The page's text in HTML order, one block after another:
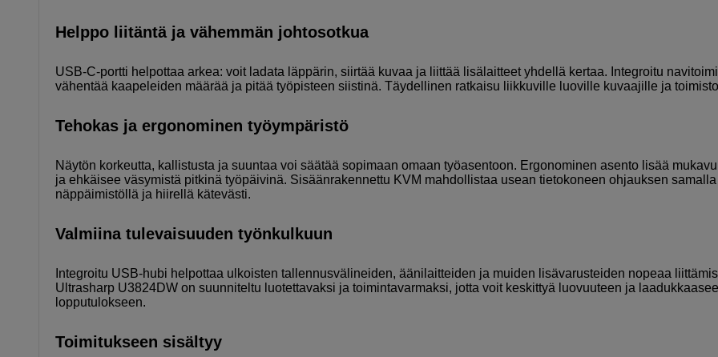
Helppo liitäntä ja vähemmän johtosotkua
USB-C-portti helpottaa arkea: voit ladata läppärin, siirtää kuvaa ja liittää lisälaitteet yhdellä kertaa. Integroitu
vähentää kaapeleiden määrää ja pitää työpisteen siistinä. Täydellinen ratkaisu liikkuville luoville kuvaajille ja
Tehokas ja ergonominen työympäristö
Näytön korkeutta, kallistusta ja suuntaa voi säätää sopimaan omaan työasentoon. Ergonominen asento lisää
ja ehkäisee väsymistä pitkinä työpäivinä. Sisäänrakennettu KVM mahdollistaa usean tietokoneen ohjauksen samalla
näppäimistöllä ja hiirellä kätevästi.
Valmiina tulevaisuuden työnkulkuun
Integroitu USB-hubi helpottaa ulkoisten tallennusvälineiden, äänilaitteiden ja muiden lisävarusteiden nopeaa
Ultrasharp U3824DW on suunniteltu luotettavaksi ja toimintavarmaksi, jotta voit keskittyä luovuuteen ja
lopputulokseen.
Toimitukseen sisältyy